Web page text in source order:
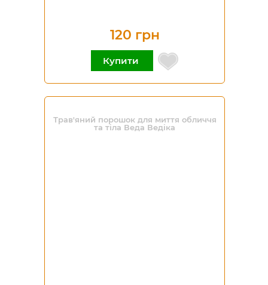
120 грн
Купити
Трав'яний порошок для миття обличчя
та тіла Веда Ведіка